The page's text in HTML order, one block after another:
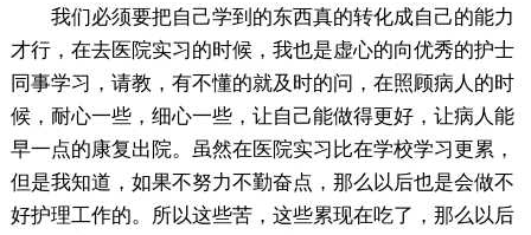
我们必须要把自己学到的东西真的转化成自己的能力
才行，在去医院实习的时候，我也是虚心的向优秀的护士
同事学习，请教，有不懂的就及时的问，在照顾病人的时
候，耐心一些，细心一些，让自己能做得更好，让病人能
早一点的康复出院。虽然在医院实习比在学校学习更累，
但是我知道，如果不努力不勤奋点，那么以后也是会做不
好护理工作的。所以这些苦，这些累现在吃了，那么以后